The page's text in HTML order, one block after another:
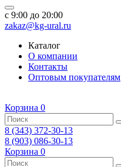
c 9:00 до 20:00
zakaz@kg-ural.ru
Каталог
О компании
Контакты
Оптовым покупателям
Корзина 0
8 (343) 372-30-13
8 (903) 086-30-13
Корзина 0